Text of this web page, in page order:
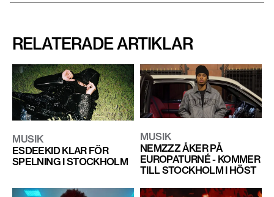
RELATERADE ARTIKLAR
MUSIK
ESDEEKID KLAR FÖR
SPELNING I STOCKHOLM
MUSIK
NEMZZZ ÅKER PÅ
EUROPATURNÉ - KOMMER
TILL STOCKHOLM I HÖST